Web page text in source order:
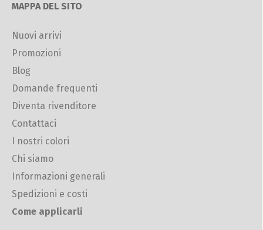
MAPPA DEL SITO
Nuovi arrivi
Promozioni
Blog
Domande frequenti
Diventa rivenditore
Contattaci
I nostri colori
Chi siamo
Informazioni generali
Spedizioni e costi
Come applicarli